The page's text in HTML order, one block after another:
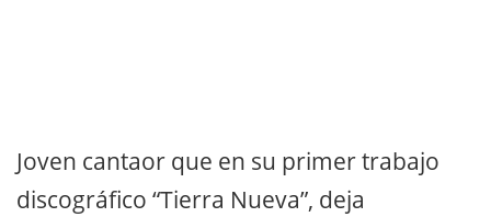
Joven cantaor que en su primer trabajo
discográfico “Tierra Nueva”, deja